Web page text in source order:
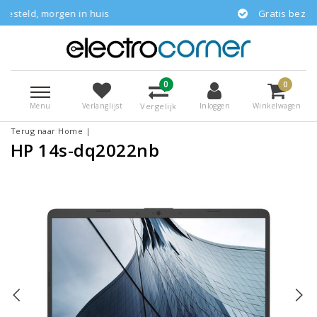
in huis Gratis bezorgd
Menu Verlanglijst
0
Vergelijk Inloggen
0
Winkelwagen
Terug naar Home |
HP 14s-dq2022nb